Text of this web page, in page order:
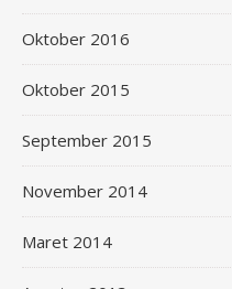
Oktober 2016
Oktober 2015
September 2015
November 2014
Maret 2014